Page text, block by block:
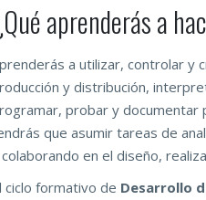
aprenderás a
a utilizar, controlar y
y distribución,
probar y documentar
que asumir tareas de
en el diseño,
ciclo formativo de Desarrollo